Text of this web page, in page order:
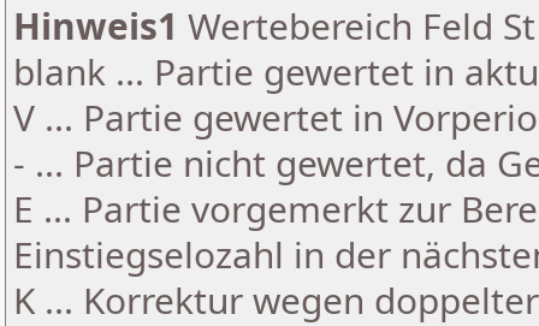
Hinweis1 Wertebereich Feld
blank ... Partie gewertet in
V ... Partie gewertet in
- ... Partie nicht gewertet, da
E ... Partie vorgemerkt zur
Einstiegselozahl in der
K ... Korrektur wegen